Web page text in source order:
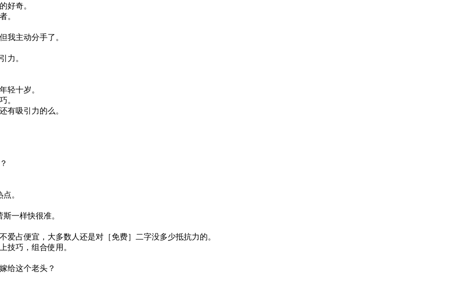
好奇。
。
我主动分手了。
力。
轻十岁。
。
有吸引力的么。
。
一样快很准。
爱占便宜，大多数人还是对［免费］二字没多少抵抗力的。
技巧，组合使用。
给这个老头？